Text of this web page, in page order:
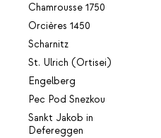
Chamrousse 1750
Orcières 1450
Scharnitz
St. Ulrich (Ortisei)
Engelberg
Pec Pod Snezkou
Sankt Jakob in
Defereggen